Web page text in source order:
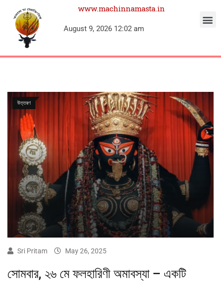
www.machinnamasta.in
August 9, 2026 12:02 am
উত্তরণ
Sri Pritam May 26, 2025
সোমবার, ২৬ মে ফলহারিণী অমাবস্যা – একটি